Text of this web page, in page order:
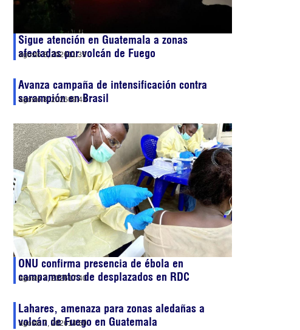
Sigue atención en Guatemala a zonas
afectadas por volcán de Fuego
agosto 8, 202611:39
Avanza campaña de intensificación contra
sarampión en Brasil
agosto 8, 202609:43
ONU confirma presencia de ébola en
campamentos de desplazados en RDC
agosto 7, 202617:40
Lahares, amenaza para zonas aledañas a
volcán de Fuego en Guatemala
agosto 7, 202614:59